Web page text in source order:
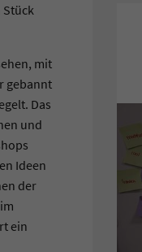
Stück
mit
gebannt
Das
und
Ideen
der
ein